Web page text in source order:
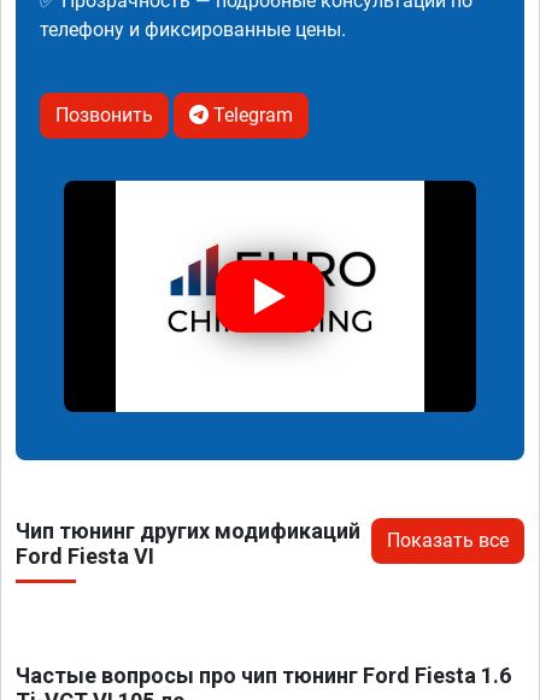
телефону и фиксированные цены.
Позвонить Telegram
Чип тюнинг других модификаций
Ford Fiesta VI
Показать все
Частые вопросы про чип тюнинг Ford Fiesta 1.6